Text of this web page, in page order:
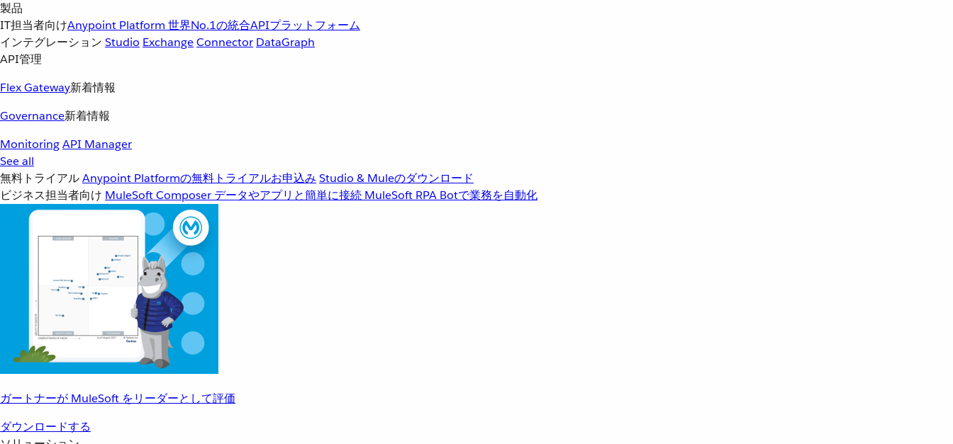
製品
IT担当者向けAnypoint Platform 世界No.1の統合APIプラットフォーム
インテグレーション Studio ExchangeConnector DataGraph
API管理
Flex Gateway新着情報
Governance新着情報
MonitoringAPI Manager
See all
無料トライアルAnypoint Platformの無料トライアルお申込み Studio & Muleのダウンロード
ビジネス担当者向け MuleSoft Composer データやアプリと簡単に接続 MuleSoft RPA Botで業務を自動化
ガートナーが MuleSoft をリーダーとして評価
ダウンロードする